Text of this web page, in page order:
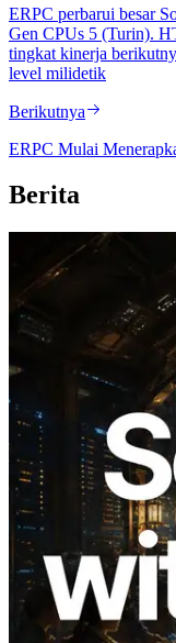
ERPC perbarui besar
Gen CPUs 5 (Turin).
tingkat kinerja
level milidetik
Berikutnya
ERPC Mulai
Berita
2026.08.05
ERPC
API dengan
Region
API Juga